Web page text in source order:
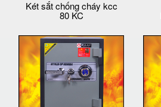
Két sắt chống cháy kcc
80 KC